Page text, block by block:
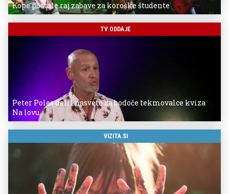
Kope postale raj zabave za koroške študente
TV ODDAJE
Peter Poles delil nasvete za bodoče tekmovalce kviza
Na lovu
VIZITA.SI